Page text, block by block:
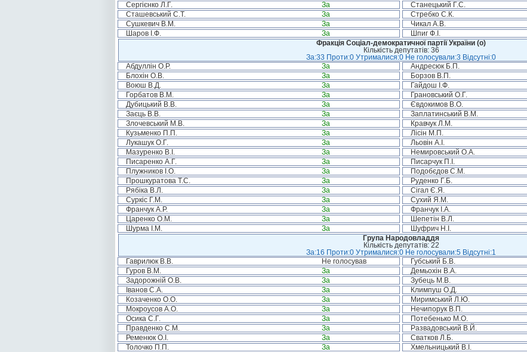
Сергієнко Л.Г.
За Станецький Г.С.
Сташевський С.Т.
За Стребко С.К.
Сушкевич В.М.
За Чикал А.В.
Шаров І.Ф.
За Шпиг Ф.І.
Фракція Соціал-демократичної партії України (о)
Кількість депутатів: 36
За:33 Проти:0 Утрималися:0 Не голосували:3 Відсутні:0
Абдуллін О.Р.
За Андресюк Б.П.
Блохін О.В.
За Борзов В.П.
Воюш В.Д.
За Гайдош І.Ф.
Горбатов В.М.
За Грановський О.Г.
Дубицький В.В.
За Євдокимов В.О.
Заєць В.В.
За Заплатинський В.М.
Злочевський М.В.
За Кравчук Л.М.
Кузьменко П.П.
За Лісін М.П.
Лукашук О.Г.
За Льовін А.І.
Мазуренко В.І.
За Немировський О.А.
Писаренко А.Г.
За Писарчук П.І.
Плужников І.О.
За Подобєдов С.М.
Прошкуратова Т.С.
За Руденко Г.Б.
Рябіка В.Л.
За Сігал Є.Я.
Суркіс Г.М.
За Сухий Я.М.
Франчук А.Р.
За Франчук І.А.
Царенко О.М.
За Шепетін В.Л.
Шурма І.М.
За Шуфрич Н.І.
Група Народовладдя
Кількість депутатів: 22
За:16 Проти:0 Утрималися:0 Не голосували:5 Відсутні:1
Гаврилюк В.В.
Не голосував Губський Б.В.
Гуров В.М.
За Демьохін В.А.
Задорожній О.В.
За Зубець М.В.
Іванов С.А.
За Климпуш О.Д.
Козаченко О.О.
За Миримський Л.Ю.
Мокроусов А.О.
За Нечипорук В.П.
Осика С.Г.
За Потебенько М.О.
Правденко С.М.
За Развадовський В.Й.
Ременюк О.І.
За Сватков Л.Б.
Толочко П.П.
За Хмельницький В.І.